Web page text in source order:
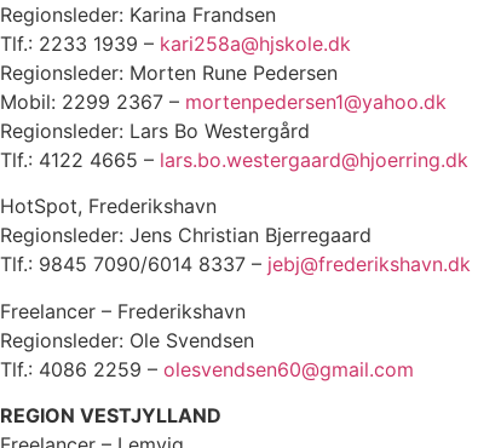
Regionsleder: Karina Frandsen
Tlf.: 2233 1939 – kari258a@hjskole.dk
Regionsleder: Morten Rune Pedersen
Mobil: 2299 2367 – mortenpedersen1@yahoo.dk
Regionsleder: Lars Bo Westergård
Tlf.: 4122 4665 – lars.bo.westergaard@hjoerring.dk
HotSpot, Frederikshavn
Regionsleder: Jens Christian Bjerregaard
Tlf.: 9845 7090/6014 8337 – jebj@frederikshavn.dk
Freelancer – Frederikshavn
Regionsleder: Ole Svendsen
Tlf.: 4086 2259 – olesvendsen60@gmail.com
REGION VESTJYLLAND